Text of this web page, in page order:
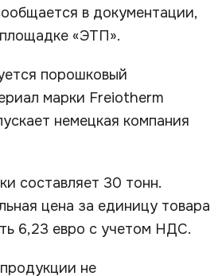
в документации,
«ЭТП».
порошковый
марки Freiotherm
немецкая компания
составляет 30 тонн.
цена за единицу товара
6,23 евро с учетом НДС.
не